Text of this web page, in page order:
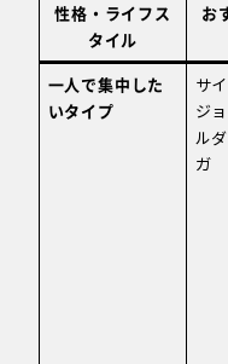
性格・ライフス
タイル
お
一人で集中した
いタイプ
サ
ジ
ル
ガ